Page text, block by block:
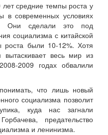
средние темпы роста у
в современных условиях
Они сделали это под
социализма с китайской
были 10-12%. Хотя
вытаскивает весь мир из
2009 годах обвалили
что лишь новый
социализма позволит
куда нас загнали
предательство
и ленинизма.